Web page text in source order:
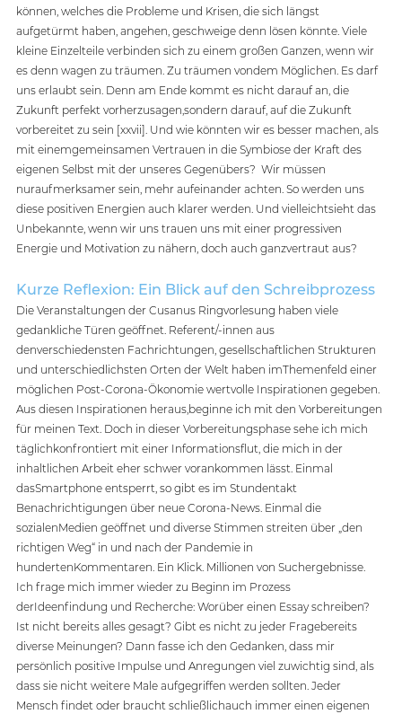
können, welches die Probleme und Krisen, die sich längst
aufgetürmt haben, angehen, geschweige denn lösen könnte. Viele
kleine Einzelteile verbinden sich zu einem großen Ganzen, wenn wir
es denn wagen zu träumen. Zu träumen vondem Möglichen. Es darf
uns erlaubt sein. Denn am Ende kommt es nicht darauf an, die
Zukunft perfekt vorherzusagen,sondern darauf, auf die Zukunft
vorbereitet zu sein [xxvii]. Und wie könnten wir es besser machen, als
mit einemgemeinsamen Vertrauen in die Symbiose der Kraft des
eigenen Selbst mit der unseres Gegenübers?  Wir müssen
nuraufmerksamer sein, mehr aufeinander achten. So werden uns
diese positiven Energien auch klarer werden. Und vielleichtsieht das
Unbekannte, wenn wir uns trauen uns mit einer progressiven
Energie und Motivation zu nähern, doch auch ganzvertraut aus?
Kurze Reflexion: Ein Blick auf den Schreibprozess
Die Veranstaltungen der Cusanus Ringvorlesung haben viele
gedankliche Türen geöffnet. Referent/-innen aus
denverschiedensten Fachrichtungen, gesellschaftlichen Strukturen
und unterschiedlichsten Orten der Welt haben imThemenfeld einer
möglichen Post-Corona-Ökonomie wertvolle Inspirationen gegeben.
Aus diesen Inspirationen heraus,beginne ich mit den Vorbereitungen
für meinen Text. Doch in dieser Vorbereitungsphase sehe ich mich
täglichkonfrontiert mit einer Informationsflut, die mich in der
inhaltlichen Arbeit eher schwer vorankommen lässt. Einmal
dasSmartphone entsperrt, so gibt es im Stundentakt
Benachrichtigungen über neue Corona-News. Einmal die
sozialenMedien geöffnet und diverse Stimmen streiten über „den
richtigen Weg“ in und nach der Pandemie in
hundertenKommentaren. Ein Klick. Millionen von Suchergebnisse.
Ich frage mich immer wieder zu Beginn im Prozess
derIdeenfindung und Recherche: Worüber einen Essay schreiben?
Ist nicht bereits alles gesagt? Gibt es nicht zu jeder Fragebereits
diverse Meinungen? Dann fasse ich den Gedanken, dass mir
persönlich positive Impulse und Anregungen viel zuwichtig sind, als
dass sie nicht weitere Male aufgegriffen werden sollten. Jeder
Mensch findet oder braucht schließlichauch immer einen eigenen